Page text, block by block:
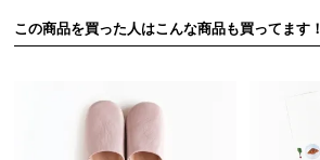
この商品を買った人はこんな商品も買ってます！